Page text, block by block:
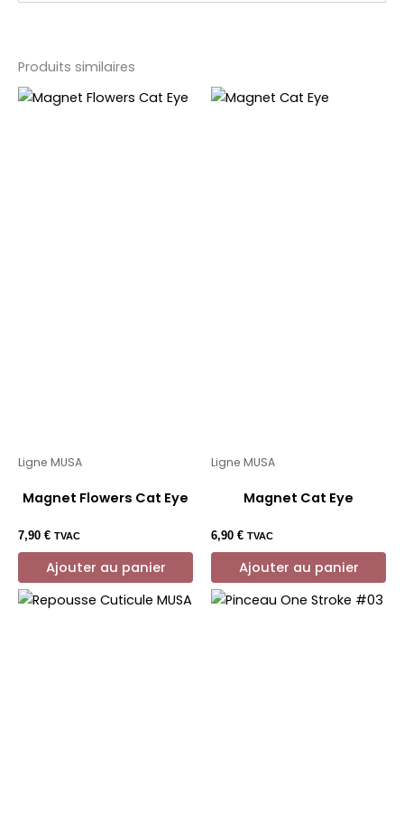
Produits similaires
Ligne MUSA
Magnet Flowers Cat Eye
7,90 € TVAC
Ajouter au panier
Ligne MUSA
Magnet Cat Eye
6,90 € TVAC
Ajouter au panier